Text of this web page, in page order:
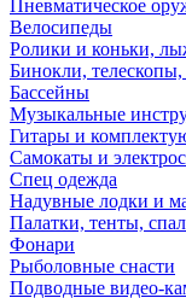
Пневматическое
Велосипеды
Ролики и коньки,
Бинокли,
Бассейны
Музыкальные
Гитары и
Самокаты и
Спец одежда
Надувные лодки и
Палатки, тенты,
Фонари
Рыболовные снасти
Подводные видео-